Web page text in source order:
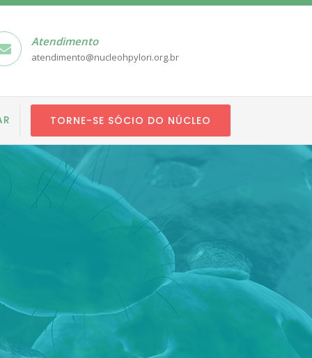
Atendimento
atendimento@nucleohpylori.org.br
TORNE-SE SÓCIO DO NÚCLEO